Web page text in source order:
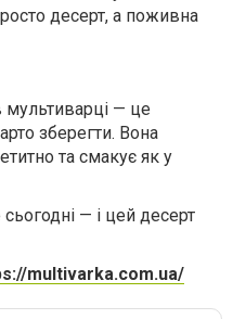
десерт, а поживна
мультиварці — це
зберегти. Вона
та смакує як у
— і цей десерт
multivarka.com.ua/